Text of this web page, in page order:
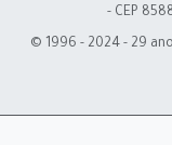
- CEP
© 1996 - 2024 - 29